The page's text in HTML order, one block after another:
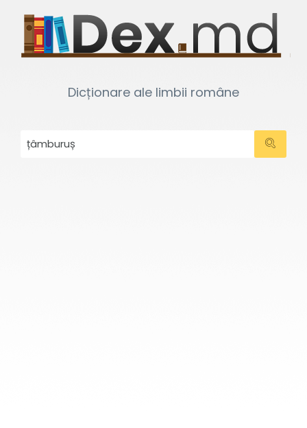
Dicționare ale limbii române